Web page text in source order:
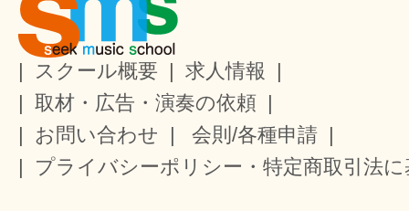
| スクール概要 | 求人情報
|
| 取材・広告・演奏の依頼 |
| お問い合わせ | 会則/各種申請 |
|
プライバシーポリシー・特定商取引法